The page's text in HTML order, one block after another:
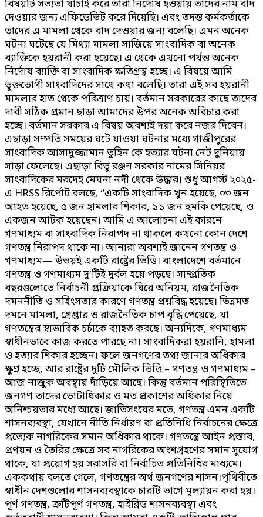
বিষয়টি সত্যতা যাচাই করে তারা নির্দোষ হওয়ায় তাদের নাম বাদ
দেওয়ার জন্য এফিডেভিট করে দিয়েছি। এবং তদন্ত কর্মকর্তাকে
তাদের এ মামলা থেকে বাদ দেওয়ার জন্য বলেছি। এমন অনেক
ঘটনা ঘটেছে যে মিথ্যা মামলা সাজিয়ে সাংবাদিক বা অনেক
ব্যাক্তিকে হয়রানী করা হয়েছে। এ থেকে এখনো পর্যন্ত অনেক
নির্দোষ ব্যাক্তি বা সাংবাদিক ক্ষতিগ্রস্থ হচ্ছে। এ বিষয়ে আমি
ভূক্তভোগী সাংবাদিদের সাথে কথা বলেছি। তারা এই সব হয়রানী
মামলার হাত থেকে পরিত্রাণ চায়। বর্তমান সরকারের কাছে তাদের
দাবী সঠিক প্রমান ছাড়া আমাদের উপর অনেক অবিচার করা
হচ্ছে। বর্তমান সরকার এ বিষয় অবশ্যই দয়া করে নজর দিবেন।
এছাড়া সম্পতি সময়ের ঘটে যাওয়া ঘটনার মধ্যে গাজীপুরের
সাংবাদিক আসাদুজ্জামান তুহিন কে হত্যার ঘটনা নেট দুনিয়ায়
সাড়া ফেলেছে। এছাড়া বিভু রঞ্জন সরকার নামের সিনিয়র
সাংবাদিকের মরদেহ মেঘনা নদী থেকে উদ্ধার। শুধু আগস্ট ২০২৫-
এ HRSS রির্পোট বলছে, “একটি সাংবাদিক খুন হয়েছে, ৩৩ জন
আহত হয়েছে, ৫ জন হামলার শিকার, ১১ জন হুমকি পেয়েছে, ও
একজন আটক হয়েছেন। আমি এ আলোচনা এই কারনে
গণমাধ্যম বা সাংবাদিক নিরাপদ না থাকলে কখনো কোন দেশে
গণতন্ত্র নিরাপদ থাকে না। আনারা অবশ্যই জানেন গণতন্ত্র ও
গণমাধ্যম— উভয়ই একটি রাষ্ট্রের ভিত্তি। বাংলাদেশে বর্তমানে
গণতন্ত্র ও গণমাধ্যম দু’টিই দুর্বল হয়ে পড়ছে। সাম্প্রতিক
বছরগুলোতে নির্বাচনী প্রক্রিয়াকে ঘিরে অনিয়ম, রাজনৈতিক
দমননীতি ও সহিংসতার কারণে গণতন্ত্র প্রশ্নবিদ্ধ হয়েছে। ভিন্নমত
দমনে মামলা, গ্রেপ্তার ও রাজনৈতিক চাপ বৃদ্ধি পেয়েছে, যা
গণতন্ত্রের স্বাভাবিক চর্চাকে ব্যাহত করছে। অন্যদিকে, গণমাধ্যম
স্বাধীনভাবে কাজ করতে পারছে না। সাংবাদিকরা হয়রানি, হামলা
ও হত্যার শিকার হচ্ছেন। ফলে জনগণের তথ্য জানার অধিকার
ক্ষুণ্ন হচ্ছে, আর রাষ্ট্রের দুটি মৌলিক ভিত্তি – গণতন্ত্র ও গণমাধ্যম –
আজ নাজুক অবস্থায় দাঁড়িয়ে আছে। কিন্তু বর্তমান পরিস্থিতিতে
জনগণ তাদের ভোটাধিকার ও মত প্রকাশের অধিকার নিয়ে
অনিশ্চয়তার মধ্যে আছে। জাতিসংঘের মতে, গণতন্ত্র এমন একটি
শাসনব্যবস্থা, যেখানে নীতি নির্ধারণ বা প্রতিনিধি নির্বাচনের ক্ষেত্রে
প্রত্যেক নাগরিকের সমান অধিকার থাকে। গণতন্ত্রে আইন প্রস্তাব,
প্রণয়ন ও তৈরির ক্ষেত্রে সব নাগরিকের অংশগ্রহণের সমান সুযোগ
থাকে, যা প্রয়োগ হয় সরাসরি বা নির্বাচিত প্রতিনিধির মাধ্যমে।
এককথায় বলতে গেলে, গণতন্ত্রের অর্থ জনগণের শাসন।পৃথিবীতে
স্বাধীন দেশগুলোর শাসনব্যবস্থাকে চারটি ভাগে মূল্যায়ন করা হয়।
পূর্ণ গণতন্ত্র, ত্রুটিপূর্ণ গণতন্ত্র, হাইব্রিড শাসনব্যবস্থা এবং